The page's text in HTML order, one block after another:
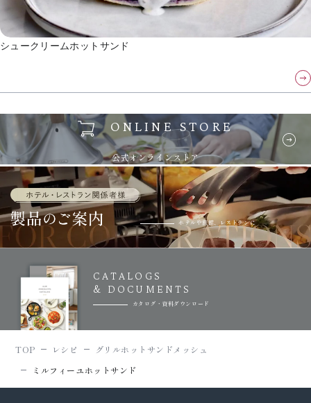
シュークリームホットサンド
ONLINE STORE
公式オンラインストア
ホテルや旅館、レストランに
CATALOGS
& DOCUMENTS
カタログ・資料ダウンロード
TOP レシピ
グリルホットサンドメッシュ
ミルフィーユホットサンド